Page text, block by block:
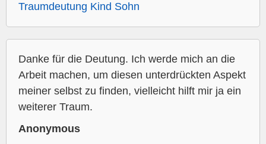
Traumdeutung Kind Sohn
Danke für die Deutung. Ich werde mich an die
Arbeit machen, um diesen unterdrückten Aspekt
meiner selbst zu finden, vielleicht hilft mir ja ein
weiterer Traum.
Anonymous